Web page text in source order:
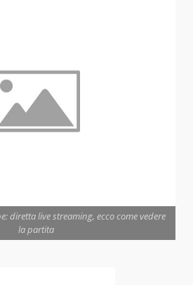
diretta live streaming, ecco come vedere
la partita